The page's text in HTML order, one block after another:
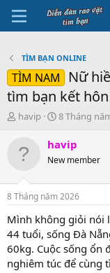
TÌM BẠN ONLINE
TÌM NAM
Nữ
tìm bạn kết
B
đ
u
havip
N
à
b
t
đ
ầ
u
8 Tháng
havip
New member
8 Tháng năm 2026
Mình không giỏi nói
44 tuổi, sống Đà
60kg. Cuộc sống ổn
nghiêm túc để cùng